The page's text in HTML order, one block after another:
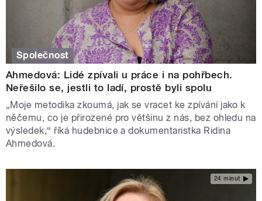
Společnost
Ahmedová: Lidé zpívali u práce i na pohřbech.
Neřešilo se, jestli to ladí, prostě byli spolu
„Moje metodika zkoumá, jak se vracet ke zpívání jako k
něčemu, co je přirozené pro většinu z nás, bez ohledu na
výsledek,“ říká hudebnice a dokumentaristka Ridina
Ahmedová.
24 minut